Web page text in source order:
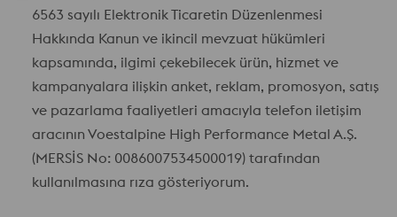
6563 sayılı Elektronik Ticaretin Düzenlenmesi
Hakkında Kanun ve ikincil mevzuat hükümleri
kapsamında, ilgimi çekebilecek ürün, hizmet ve
kampanyalara ilişkin anket, reklam, promosyon, satış
ve pazarlama faaliyetleri amacıyla telefon iletişim
aracının Voestalpine High Performance Metal A.Ş.
(MERSİS No: 0086007534500019) tarafından
kullanılmasına rıza gösteriyorum.